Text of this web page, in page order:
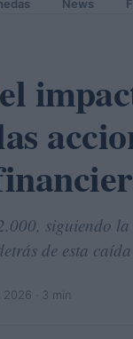
News
siguiendo la
de esta
2026 · 3 min